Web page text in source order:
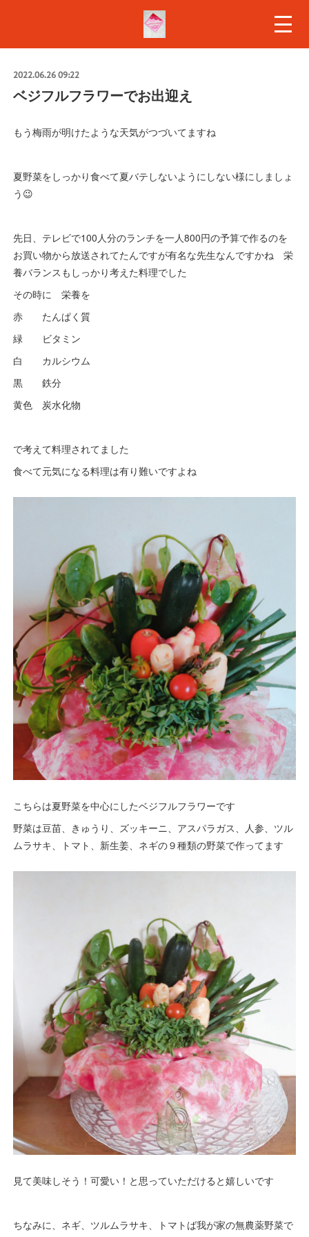
2022.06.26 09:22
ベジフルフラワーでお出迎え
もう梅雨が明けたような天気がつづいてますね
夏野菜をしっかり食べて夏バテしないようにしない様にしましょ
う😉
先日、テレビで100人分のランチを一人800円の予算で作るのを
お買い物から放送されてたんですが有名な先生なんですかね 栄
養バランスもしっかり考えた料理でした
その時に 栄養を
赤 たんぱく質
緑 ビタミン
白 カルシウム
黒 鉄分
黄色 炭水化物
で考えて料理されてました
食べて元気になる料理は有り難いですよね
こちらは夏野菜を中心にしたベジフルフラワーです
野菜は豆苗、きゅうり、ズッキーニ、アスパラガス、人参、ツル
ムラサキ、トマト、新生姜、ネギの９種類の野菜で作ってます
見て美味しそう！可愛い！と思っていただけると嬉しいです
ちなみに、ネギ、ツルムラサキ、トマトば我が家の無農薬野菜で